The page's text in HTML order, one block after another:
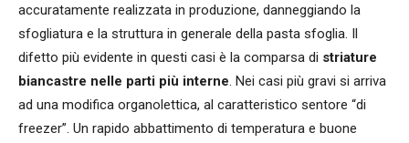
accuratamente realizzata in produzione, danneggiando la
sfogliatura e la struttura in generale della pasta sfoglia. Il
difetto più evidente in questi casi è la comparsa di striature
biancastre nelle parti più interne. Nei casi più gravi si arriva
ad una modifica organolettica, al caratteristico sentore “di
freezer”. Un rapido abbattimento di temperatura e buone